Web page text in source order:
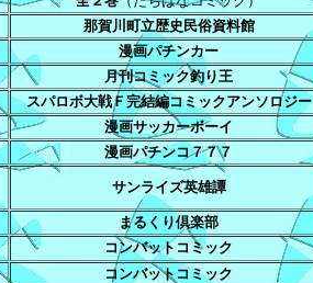
那賀川町立歴史民俗資料館
漫画パチンカー
月刊コミック釣り王
スパロボ大戦Ｆ完結編コミックアンソロジー
漫画サッカーボーイ
漫画パチンコ７７７
サンライズ英雄譚
まるくり倶楽部
コンバットコミック
コンバットコミック